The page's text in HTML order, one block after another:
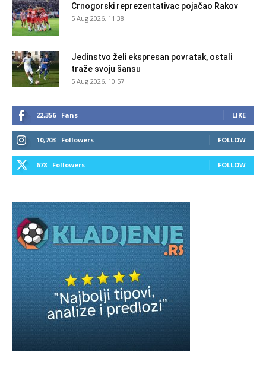
Crnogorski reprezentativac pojačao Rakov
5 Aug 2026. 11:38
Jedinstvo želi ekspresan povratak, ostali
traže svoju šansu
5 Aug 2026. 10:57
22,356 Fans LIKE
10,703 Followers FOLLOW
678 Followers FOLLOW